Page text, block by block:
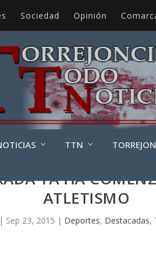
Sociedad Opinión
TTN
YA HA
ATLETISMO
| Sep 23, 2015 | Deportes, Destacadas,